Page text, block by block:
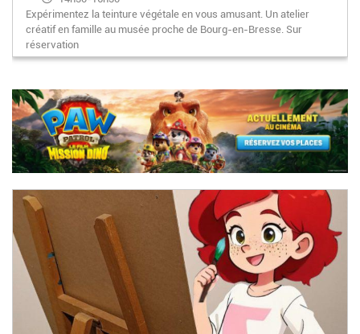
Expérimentez la teinture végétale en vous amusant. Un atelier
créatif en famille au musée proche de Bourg-en-Bresse. Sur
réservation